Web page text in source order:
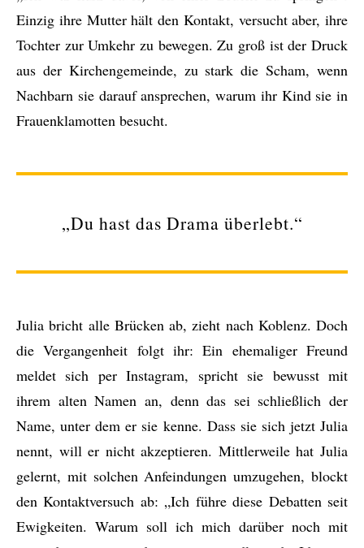
Einzig ihre Mutter hält den Kontakt, versucht aber, ihre
Tochter zur Umkehr zu bewegen. Zu groß ist der Druck
aus der Kirchengemeinde, zu stark die Scham, wenn
Nachbarn sie darauf ansprechen, warum ihr Kind sie in
Frauenklamotten besucht.
„Du hast das Drama überlebt.“
Julia bricht alle Brücken ab, zieht nach Koblenz. Doch
die Vergangenheit folgt ihr: Ein ehemaliger Freund
meldet sich per Instagram, spricht sie bewusst mit
ihrem alten Namen an, denn das sei schließlich der
Name, unter dem er sie kenne. Dass sie sich jetzt Julia
nennt, will er nicht akzeptieren. Mittlerweile hat Julia
gelernt, mit solchen Anfeindungen umzugehen, blockt
den Kontaktversuch ab: „Ich führe diese Debatten seit
Ewigkeiten. Warum soll ich mich darüber noch mit